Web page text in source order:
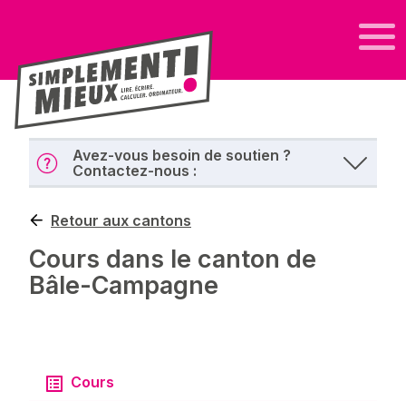
Avez-vous besoin de soutien ?
Contactez-nous :
Retour aux cantons
Cours dans le canton de
Bâle-Campagne
Cours